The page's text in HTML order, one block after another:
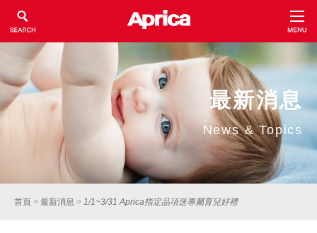
最新消息
News & Topics
首頁 > 最新消息 > 1/1~3/31 Aprica指定品項送專屬育兒好禮